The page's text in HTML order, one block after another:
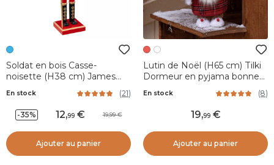
Soldat en bois Casse-
noisette (H38 cm) James
En stock (21)
-35% 12,99 19,99
Ajouter au panier
Lutin de Noël (H65 cm) Tilki
Dormeur en pyjama bonnet
En stock (8)
19,99
Ajouter au panier